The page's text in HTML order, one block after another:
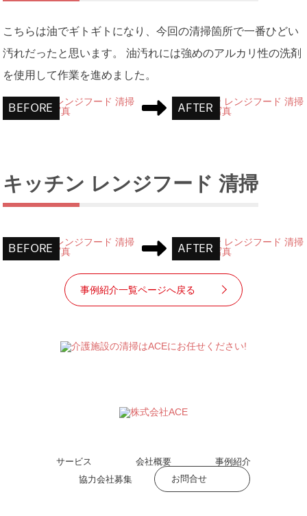
こちらは油でギトギトになり、今回の清掃箇所で一番ひどい
汚れだったと思います。 油汚れには強めのアルカリ性の洗剤
を使用して作業を進めました。
キッチン レンジフード 清掃
事例紹介一覧ページへ戻る
サービス 会社概要
事例紹介
協力会社募集
お問合せ